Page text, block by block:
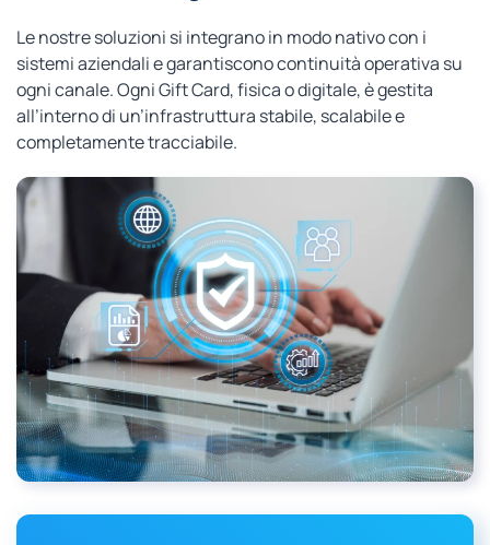
Le nostre soluzioni si integrano in modo nativo con i
sistemi aziendali e garantiscono continuità operativa su
ogni canale. Ogni Gift Card, fisica o digitale, è gestita
all’interno di un’infrastruttura stabile, scalabile e
completamente tracciabile.